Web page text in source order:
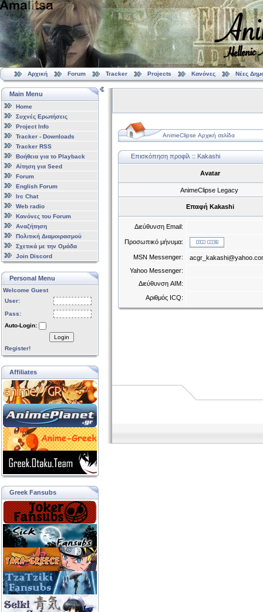
Αρχική Forum Tracker Projects Κανόνες Νέες
Main Menu
Home
Συχνές Ερωτήσεις
Project Info
Tracker - Downloads
Tracker RSS
Βοήθεια για το Playback
Αίτηση για Seed
Forum
English Forum
Irc Chat
Web radio
Κανόνες του Forum
Αναζήτηση
Πολιτική Διαμοιρασμού
Σχετικά με την Ομάδα
Join Discord
Personal Menu
Welcome Guest
User:
Pass:
Auto-Login:
Login
Register!
Affiliates
Greek Fansubs
AnimeClipse Αρχική σελίδα
Επισκόπηση προφίλ :: Kakashi
Avatar
AnimeClipse Legacy
Επαφή Kakashi
Διεύθυνση Email:
Προσωπικό μήνυμα:
MSN Messenger:
Yahoo Messenger:
Διεύθυνση AIM:
Αριθμός ICQ: